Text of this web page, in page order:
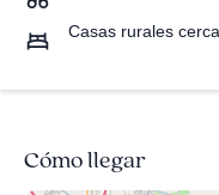
Casas rurales cerca
Cómo llegar